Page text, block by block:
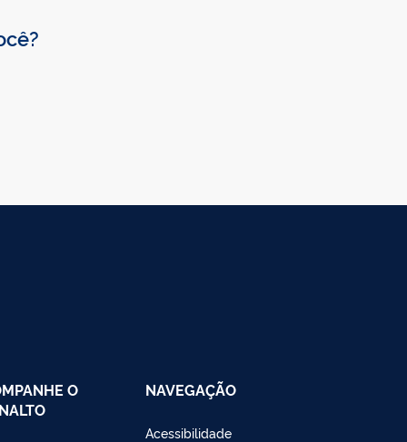
O
NAVEGAÇÃO
Acessibilidade